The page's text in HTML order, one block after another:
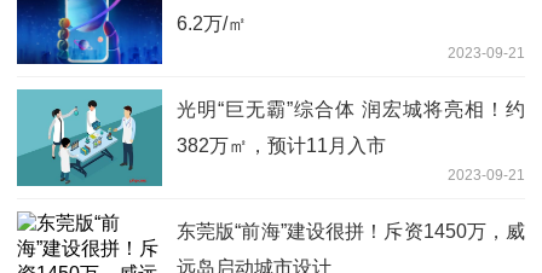
6.2万/㎡
2023-09-21
光明“巨无霸”综合体 润宏城将亮相！约
382万㎡，预计11月入市
2023-09-21
东莞版“前海”建设很拼！斥资1450万，威
远岛启动城市设计